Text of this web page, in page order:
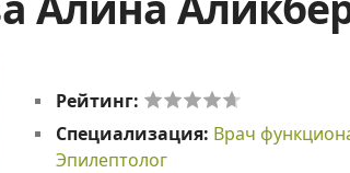
Рейтинг:
Специализация: Врач
Эпилептолог